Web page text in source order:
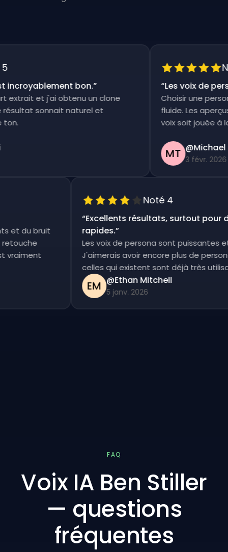
bon.”
et j'ai obtenu un clone
sonnait naturel et
Les voix de
Choisir une
fluide. Les aperçus
voix soit jouée à la
MT @Michael
3 févr. 2026
et du bruit
retouche
vraiment
Noté 4
“Excellents résultats, surtout
rapides.
Les voix de persona sont
J'aimerais avoir encore plus de
celles qui existent sont déjà très
EM @Ethan Mitchell
5 janv. 2026
FAQ
Voix IA Ben Stiller
— questions
fréquentes